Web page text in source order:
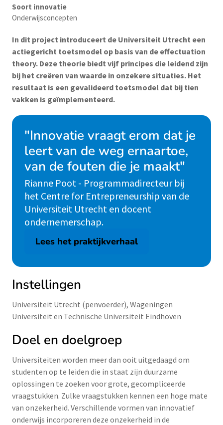
Soort innovatie
Onderwijsconcepten
In dit project introduceert de Universiteit Utrecht een
actiegericht toetsmodel op basis van de effectuation
theory. Deze theorie biedt vijf principes die leidend zijn
bij het creëren van waarde in onzekere situaties. Het
resultaat is een gevalideerd toetsmodel dat bij tien
vakken is geïmplementeerd.
"Innovatie vraagt erom dat je
leert van de weg ernaartoe,
van de fouten die je maakt"
Rianne Poot - Programmadirecteur bij
het Centre for Entrepreneurship van de
Universiteit Utrecht en docent
ondernemerschap.
Lees het praktijkverhaal
Instellingen
Universiteit Utrecht (penvoerder), Wageningen
Universiteit en Technische Universiteit Eindhoven
Doel en doelgroep
Universiteiten worden meer dan ooit uitgedaagd om
studenten op te leiden die in staat zijn duurzame
oplossingen te zoeken voor grote, gecompliceerde
vraagstukken. Zulke vraagstukken kennen een hoge mate
van onzekerheid. Verschillende vormen van innovatief
onderwijs incorporeren deze onzekerheid in de